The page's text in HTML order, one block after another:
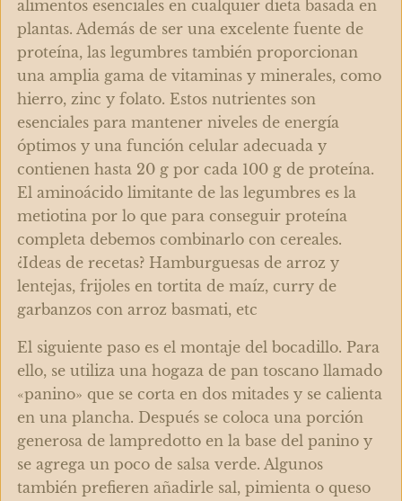
alimentos esenciales en cualquier dieta basada en
plantas. Además de ser una excelente fuente de
proteína, las legumbres también proporcionan
una amplia gama de vitaminas y minerales, como
hierro, zinc y folato. Estos nutrientes son
esenciales para mantener niveles de energía
óptimos y una función celular adecuada y
contienen hasta 20 g por cada 100 g de proteína.
El aminoácido limitante de las legumbres es la
metiotina por lo que para conseguir proteína
completa debemos combinarlo con cereales.
¿Ideas de recetas? Hamburguesas de arroz y
lentejas, frijoles en tortita de maíz, curry de
garbanzos con arroz basmati, etc
El siguiente paso es el montaje del bocadillo. Para
ello, se utiliza una hogaza de pan toscano llamado
«panino» que se corta en dos mitades y se calienta
en una plancha. Después se coloca una porción
generosa de lampredotto en la base del panino y
se agrega un poco de salsa verde. Algunos
también prefieren añadirle sal, pimienta o queso